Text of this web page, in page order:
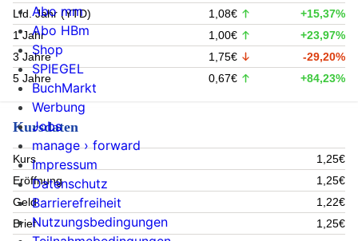
Lfd. Jahr (YTD)
1,08€
+15,37%
1 Jahr
1,00€
+23,97%
3 Jahre
1,75€
-29,20%
5 Jahre
0,67€ +84,23%
Kursdaten
Kurs
1,25€
Eröffnung
1,25€
Geld
1,22€
Brief
1,25€
Abo mm
Abo HBm
Shop
SPIEGEL
BuchMarkt
Werbung
Jobs
manage › forward
Impressum
Datenschutz
Barrierefreiheit
Nutzungsbedingungen